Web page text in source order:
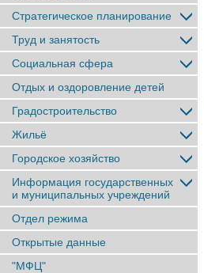
Стратегическое планирование
Труд и занятость
Социальная сфера
Отдых и оздоровление детей
Градостроительство
Жильё
Городское хозяйство
Информация государственных
и муниципальных учреждений
Отдел режима
Открытые данные
"МФЦ"